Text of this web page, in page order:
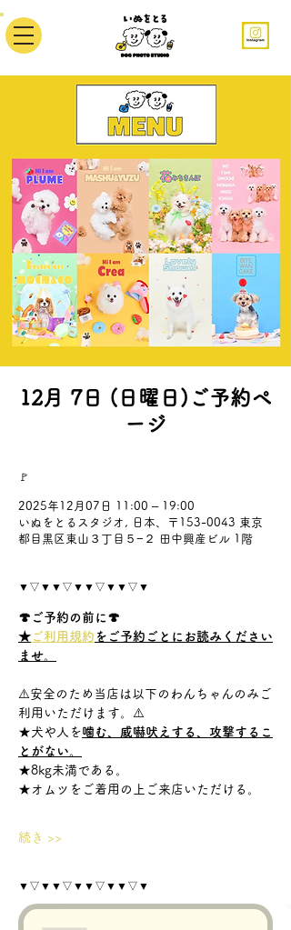
12月 7日 (日曜日)ご予約ペ
ージ
🚩
2025年12月07日 11:00 – 19:00
いぬをとるスタジオ, 日本、〒153-0043 東京
都目黒区東山３丁目５−２ 田中興産ビル 1階
▼▽▼▼▽▼▼▽▼▼▽▼
🍄ご予約の前に🍄
★ ご利用規約 をご予約ごとにお読みください
ませ。
⚠️安全のため当店は以下のわんちゃんのみご
利用いただけます。⚠️
★犬や人を噛む、威嚇吠えする、攻撃するこ
とがない。
★8kg未満である。
★オムツをご着用の上ご来店いただける。
続き >>
▼▽▼▼▽▼▼▽▼▼▽▼